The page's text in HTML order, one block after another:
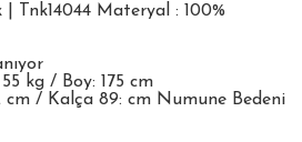
Tnk14044 Materyal : 100%
kg / Boy: 175 cm
cm / Kalça 89: cm Numune Bedeni